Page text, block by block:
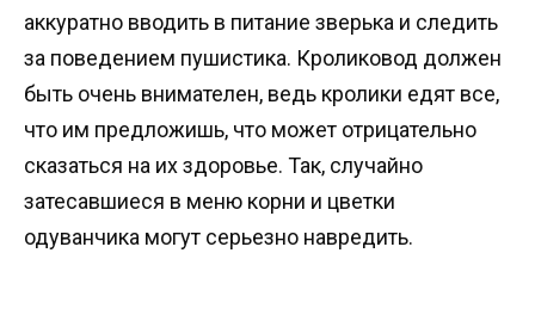
аккуратно вводить в питание зверька и следить
за поведением пушистика. Кроликовод должен
быть очень внимателен, ведь кролики едят все,
что им предложишь, что может отрицательно
сказаться на их здоровье. Так, случайно
затесавшиеся в меню корни и цветки
одуванчика могут серьезно навредить.